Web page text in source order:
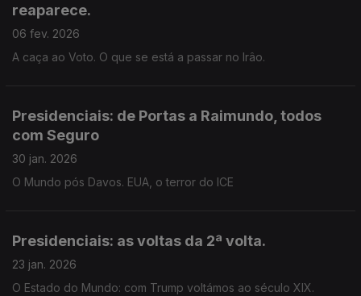
reaparece.
06 fev. 2026
A caça ao Voto. O que se está a passar no Irâo.
Presidenciais: de Portas a Raimundo, todos
com Seguro
30 jan. 2026
O Mundo pós Davos. EUA, o terror do ICE
Presidenciais: as voltas da 2ª volta.
23 jan. 2026
O Estado do Mundo: com Trump voltámos ao século XIX.